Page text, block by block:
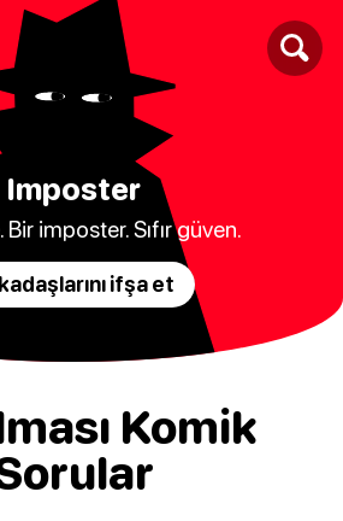
Imposter
imposter. Sıfır güven.
ifşa et
Komik